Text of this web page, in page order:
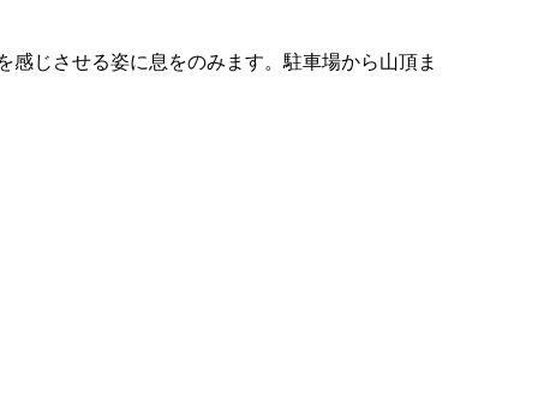
じさせる姿に息をのみます。駐車場から山頂ま